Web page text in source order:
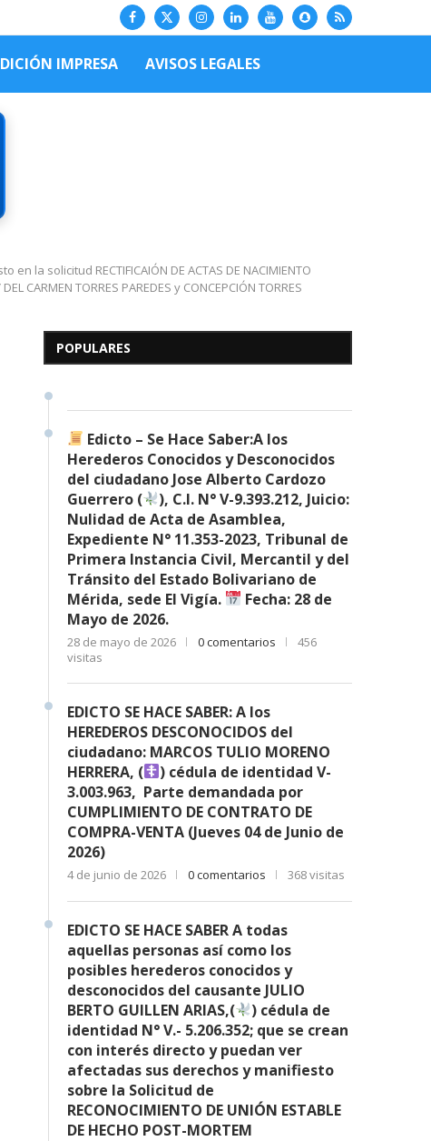
IMPRESA AVISOS LEGALES
la solicitud RECTIFICAIÓN DE ACTAS DE NACIMIENTO
CARMEN TORRES PAREDES y CONCEPCIÓN TORRES
POPULARES
Edicto – Se Hace Saber: A
Desconocidos del...
7 de mayo de 2026
Edicto – Se Hace Saber:A los
Herederos Conocidos y Desconocidos
del ciudadano Jose Alberto Cardozo
Guerrero (
), C.I. N° V-9.393.212, Juicio:
Nulidad de Acta de Asamblea,
Expediente N° 11.353-2023, Tribunal de
Primera Instancia Civil, Mercantil y del
Tránsito del Estado Bolivariano de
Mérida, sede El Vigía.
Fecha: 28 de
Mayo de 2026.
28 de mayo de 2026 0 comentarios
456
visitas
EDICTO SE HACE SABER: A los
HEREDEROS DESCONOCIDOS del
ciudadano: MARCOS TULIO MORENO
HERRERA, (
) cédula de identidad V-
3.003.963, Parte demandada por
CUMPLIMIENTO DE CONTRATO DE
COMPRA-VENTA (Jueves 04 de Junio de
2026)
4 de junio de 2026 0 comentarios 368 visitas
EDICTO SE HACE SABER A todas
aquellas personas así como los
posibles herederos conocidos y
desconocidos del causante JULIO
BERTO GUILLEN ARIAS,(
) cédula de
identidad N° V.- 5.206.352; que se crean
con interés directo y puedan ver
afectadas sus derechos y manifiesto
sobre la Solicitud de
RECONOCIMIENTO DE UNIÓN ESTABLE
DE HECHO POST-MORTEM